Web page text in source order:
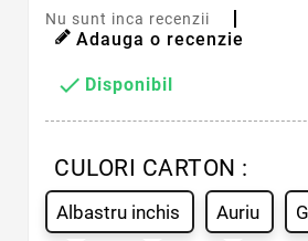
Nu sunt inca recenzii
Adauga o recenzie
 Disponibil
CULORI CARTON :
Albastru inchis Auriu